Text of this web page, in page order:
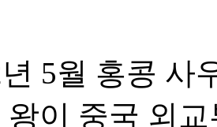
5월 홍콩 사
왕이 중국 외